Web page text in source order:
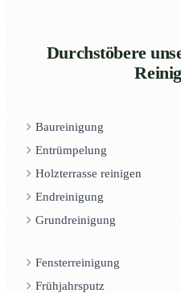
Durchstöbere
Baureinigung
Entrümpelung
Holzterrasse reinigen
Endreinigung
Grundreinigung
Fensterreinigung
Frühjahrsputz